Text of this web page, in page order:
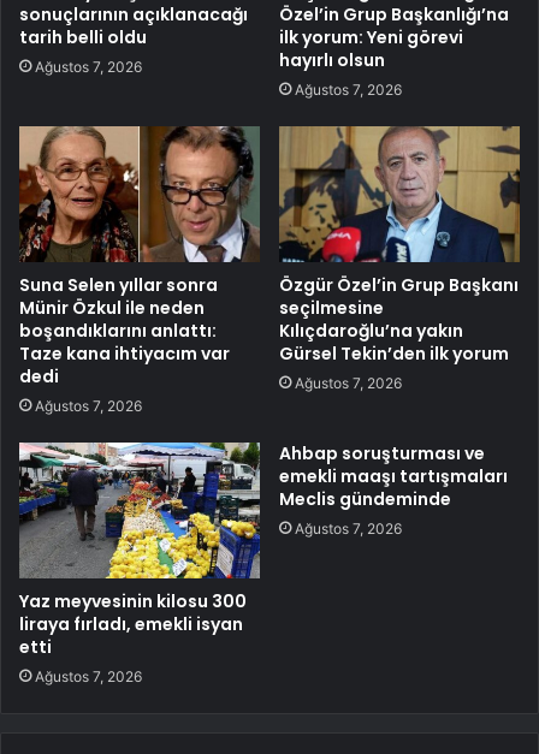
sonuçlarının açıklanacağı
tarih belli oldu
Ağustos 7, 2026
Özel’in Grup Başkanlığı’na
ilk yorum: Yeni görevi
hayırlı olsun
Ağustos 7, 2026
Suna Selen yıllar sonra
Münir Özkul ile neden
boşandıklarını anlattı:
Taze kana ihtiyacım var
dedi
Ağustos 7, 2026
Özgür Özel’in Grup Başkanı
seçilmesine
Kılıçdaroğlu’na yakın
Gürsel Tekin’den ilk yorum
Ağustos 7, 2026
Yaz meyvesinin kilosu 300
liraya fırladı, emekli isyan
etti
Ağustos 7, 2026
Ahbap soruşturması ve
emekli maaşı tartışmaları
Meclis gündeminde
Ağustos 7, 2026